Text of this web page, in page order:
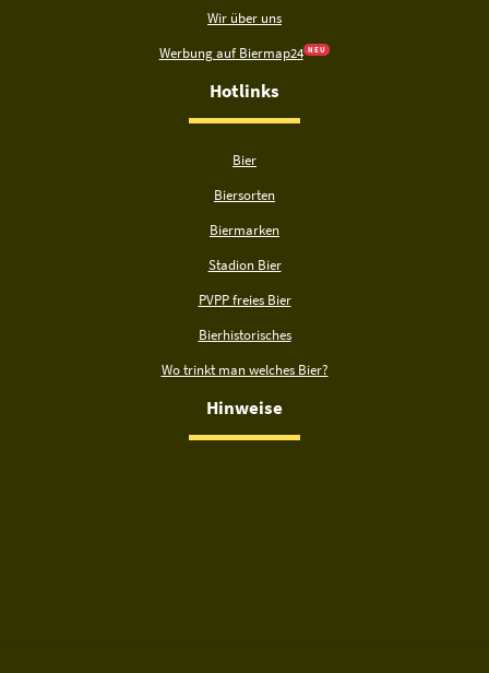
Wir über uns
Werbung auf Biermap24 N E U
Hotlinks
Bier
Biersorten
Biermarken
Stadion Bier
PVPP freies Bier
Bierhistorisches
Wo trinkt man welches Bier?
Hinweise